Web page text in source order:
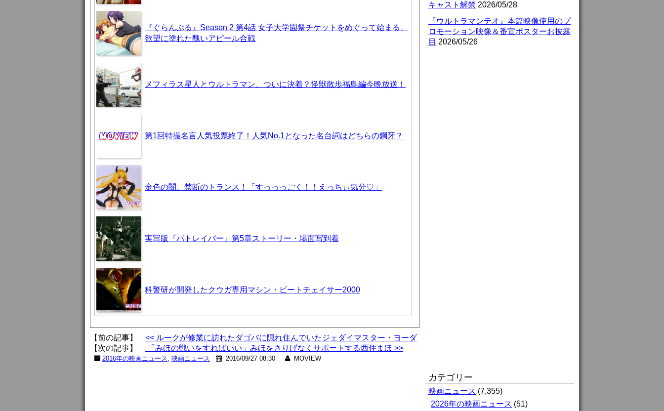
『ぐらんぶる』Season 2 第4話 女子大学園祭チケットをめぐって始まる、
欲望に塗れた醜いアピール合戦
メフィラス星人とウルトラマン、ついに決着？怪獣散歩福島編今晩放送！
第1回特撮名言人気投票終了！人気No.1となった名台詞はどちらの鋼牙？
金色の闇、禁断のトランス！「すっっっごく！！えっちぃ気分♡」
実写版『パトレイバー』第5章ストーリー・場面写到着
科警研が開発したクウガ専用マシン・ビートチェイサー2000
【前の記事】 << ルークが修業に訪れたダゴバに隠れ住んでいたジェダイマスター・ヨーダ
【次の記事】
「みほの戦いをすればいい」みほをさりげなくサポートする西住まほ >>
2016年の映画ニュース, 映画ニュース 2016/09/27 08:30 MOVIEW
キャスト解禁 2026/05/28
『ウルトラマンテオ』本篇映像使用のプ
ロモーション映像＆番宣ポスターお披露
目 2026/05/26
カテゴリー
映画ニュース (7,355)
2026年の映画ニュース (51)